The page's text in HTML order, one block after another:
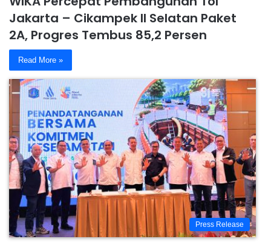
Jakarta – Cikampek II Selatan Paket
2A, Progres Tembus 85,2 Persen
Read More »
Press Release